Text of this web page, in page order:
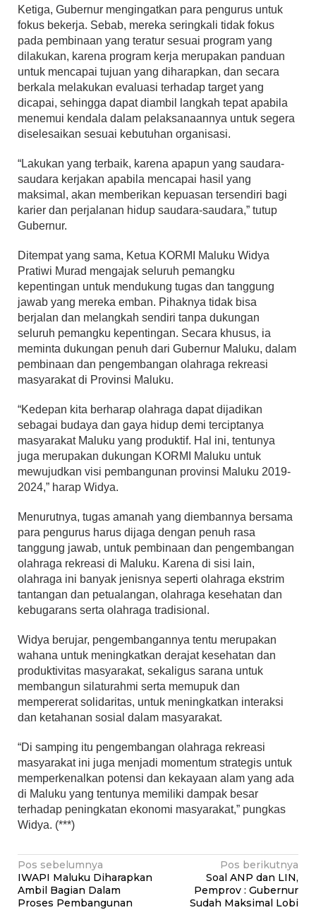
Ketiga, Gubernur mengingatkan para pengurus untuk
fokus bekerja. Sebab, mereka seringkali tidak fokus
pada pembinaan yang teratur sesuai program yang
dilakukan, karena program kerja merupakan panduan
untuk mencapai tujuan yang diharapkan, dan secara
berkala melakukan evaluasi terhadap target yang
dicapai, sehingga dapat diambil langkah tepat apabila
menemui kendala dalam pelaksanaannya untuk segera
diselesaikan sesuai kebutuhan organisasi.
“Lakukan yang terbaik, karena apapun yang saudara-
saudara kerjakan apabila mencapai hasil yang
maksimal, akan memberikan kepuasan tersendiri bagi
karier dan perjalanan hidup saudara-saudara,” tutup
Gubernur.
Ditempat yang sama, Ketua KORMI Maluku Widya
Pratiwi Murad mengajak seluruh pemangku
kepentingan untuk mendukung tugas dan tanggung
jawab yang mereka emban. Pihaknya tidak bisa
berjalan dan melangkah sendiri tanpa dukungan
seluruh pemangku kepentingan. Secara khusus, ia
meminta dukungan penuh dari Gubernur Maluku, dalam
pembinaan dan pengembangan olahraga rekreasi
masyarakat di Provinsi Maluku.
“Kedepan kita berharap olahraga dapat dijadikan
sebagai budaya dan gaya hidup demi terciptanya
masyarakat Maluku yang produktif. Hal ini, tentunya
juga merupakan dukungan KORMI Maluku untuk
mewujudkan visi pembangunan provinsi Maluku 2019-
2024,” harap Widya.
Menurutnya, tugas amanah yang diembannya bersama
para pengurus harus dijaga dengan penuh rasa
tanggung jawab, untuk pembinaan dan pengembangan
olahraga rekreasi di Maluku. Karena di sisi lain,
olahraga ini banyak jenisnya seperti olahraga ekstrim
tantangan dan petualangan, olahraga kesehatan dan
kebugarans serta olahraga tradisional.
Widya berujar, pengembangannya tentu merupakan
wahana untuk meningkatkan derajat kesehatan dan
produktivitas masyarakat, sekaligus sarana untuk
membangun silaturahmi serta memupuk dan
mempererat solidaritas, untuk meningkatkan interaksi
dan ketahanan sosial dalam masyarakat.
“Di samping itu pengembangan olahraga rekreasi
masyarakat ini juga menjadi momentum strategis untuk
memperkenalkan potensi dan kekayaan alam yang ada
di Maluku yang tentunya memiliki dampak besar
terhadap peningkatan ekonomi masyarakat,” pungkas
Widya. (***)
Navigasi
pos
Pos sebelumnya
IWAPI Maluku Diharapkan
Ambil Bagian Dalam
Proses Pembangunan
Pos berikutnya
Soal ANP dan LIN,
Pemprov : Gubernur
Sudah Maksimal Lobi